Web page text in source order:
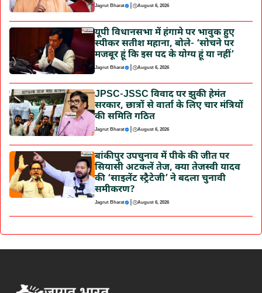
Jagrut Bharat | August 6, 2026
यूपी विधानसभा में हंगामे पर भावुक हुए
स्पीकर सतीश महाना, बोले- ‘सोचने पर
मजबूर हूं कि इस पद के योग्य हूं या नहीं’
Jagrut Bharat | August 6, 2026
JPSC-JSSC विवाद पर झुकी हेमंत
सरकार, छात्रों से वार्ता के लिए चार मंत्रियों
की समिति गठित
Jagrut Bharat | August 6, 2026
बांकीपुर उपचुनाव में पीके की जीत पर
सियासी अटकलें तेज, क्या तेजस्वी यादव
की ‘साइलेंट स्ट्रैटेजी’ ने बदला चुनावी
समीकरण?
Jagrut Bharat | August 6, 2026